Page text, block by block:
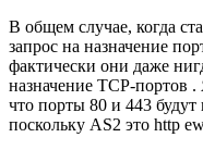
В общем случае, когда
запрос на назначение
фактически они даже
назначение TCP-портов
что порты 80 и 443
поскольку AS2 это http